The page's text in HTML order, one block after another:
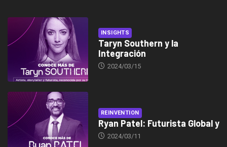
INSIGHTS
Taryn Southern y la
Integración
2024/03/15
REINVENTION
Ryan Patel: Futurista Global y
2024/03/11